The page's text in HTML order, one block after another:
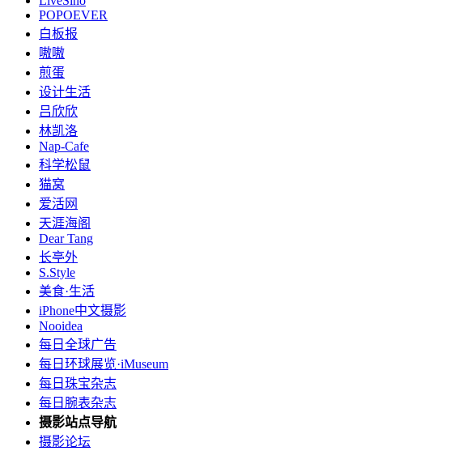
POPOEVER
白板报
嗷嗷
煎蛋
设计生活
吕欣欣
林凯洛
Nap-Cafe
科学松鼠
猫窝
爱活网
天涯海阁
Dear Tang
长亭外
S.Style
美食·生活
iPhone中文摄影
Nooidea
每日全球广告
每日环球展览·iMuseum
每日珠宝杂志
每日腕表杂志
摄影站点导航
摄影论坛